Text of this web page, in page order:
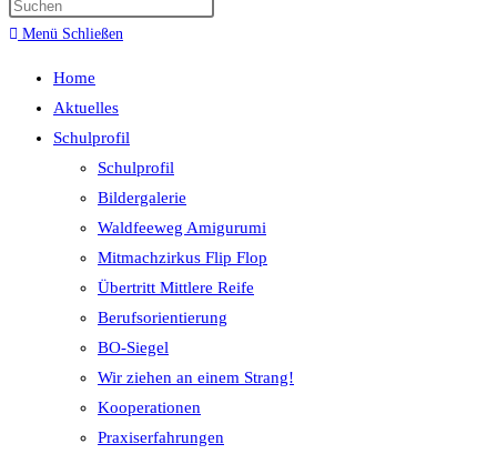
umschalten
Menü Schließen
Home
Aktuelles
Schulprofil
Schulprofil
Bildergalerie
Waldfeeweg Amigurumi
Mitmachzirkus Flip Flop
Übertritt Mittlere Reife
Berufsorientierung
BO-Siegel
Wir ziehen an einem Strang!
Kooperationen
Praxiserfahrungen